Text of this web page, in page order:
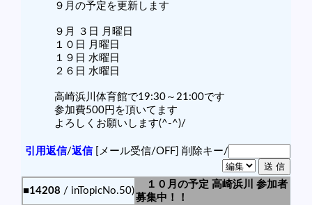
９月の予定を更新します
９月 ３日 月曜日
１０日 月曜日
１９日 水曜日
２６日 水曜日
高崎浜川体育館で19:30～21:00です
参加費500円を頂いてます
よろしくお願いします(^-^)/
引用返信/返信[メール受信/OFF] 削除キー/
■14208 / inTopicNo.50)
１０月の予定 高崎浜川 参加者
募集中！！